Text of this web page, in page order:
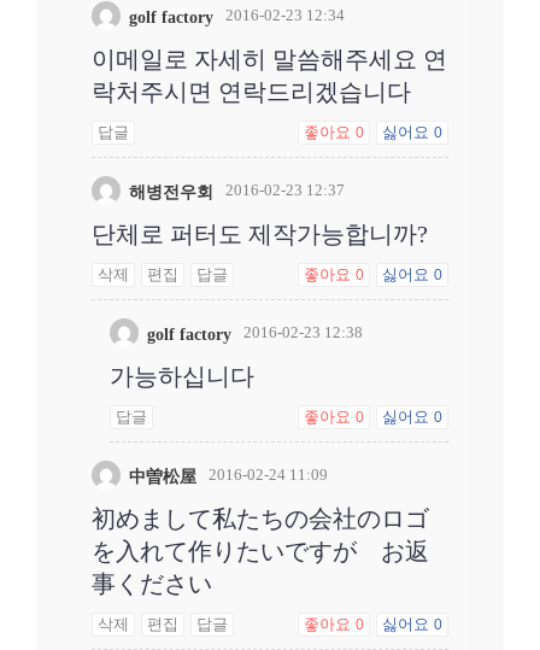
golf factory 2016-02-23 12:34
이메일로 자세히 말씀해주세요 연
락처주시면 연락드리겠습니다
답글 좋아요0 싫어요0
해병전우회 2016-02-23 12:37
단체로 퍼터도 제작가능합니까?
삭제 편집 답글 좋아요0 싫어요0
golf factory 2016-02-23 12:38
가능하십니다
답글 좋아요0 싫어요0
中曽松屋 2016-02-24 11:09
初めまして私たちの会社のロゴ
を入れて作りたいですが お返
事ください
삭제 편집 답글 좋아요0 싫어요0